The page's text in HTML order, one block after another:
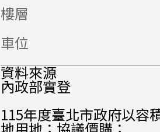
樓層
車位
資料來源
內政部實登
115年度臺北市政府以容